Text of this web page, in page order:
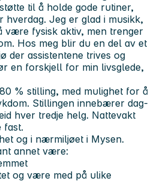
til å holde gode rutiner,
hverdag. Jeg er glad i musikk,
være fysisk aktiv, men trenger
Hos meg blir du en del av et
der assistentene trives og
en forskjell for min livsglede,
% stilling, med mulighet for å
Stillingen innebærer dag-
hver tredje helg. Nattevakt
fast.
og i nærmiljøet i Mysen.
annet være:
og være med på ulike